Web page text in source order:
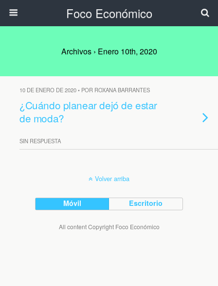
Foco Económico
Archivos › Enero 10th, 2020
10 DE ENERO DE 2020 • POR ROXANA BARRANTES
¿Cuándo planear dejó de estar
de moda?
SIN RESPUESTA
Volver arriba
Móvil Escritorio
All content Copyright Foco Económico